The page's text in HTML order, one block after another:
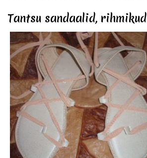
Tantsu sandaalid, rihmikud